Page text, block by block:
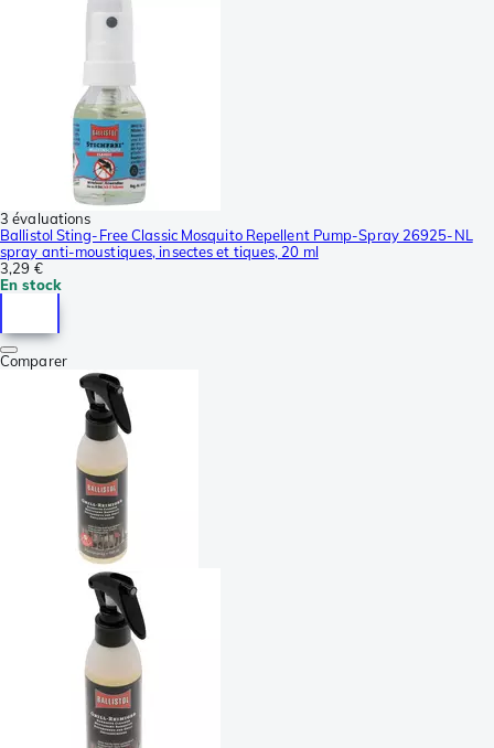
3 évaluations
Ballistol Sting-Free Classic Mosquito Repellent Pump-Spray 26925-NL
spray anti-moustiques, insectes et tiques, 20 ml
3,29 €
En stock
Comparer